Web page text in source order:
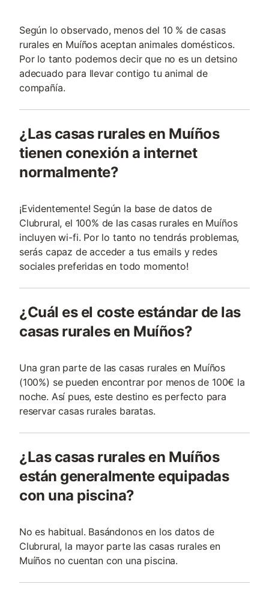
Según lo observado, menos del 10 % de casas
rurales en Muíños aceptan animales domésticos.
Por lo tanto podemos decir que no es un detsino
adecuado para llevar contigo tu animal de
compañía.
¿Las casas rurales en Muíños
tienen conexión a internet
normalmente?
¡Evidentemente! Según la base de datos de
Clubrural, el 100% de las casas rurales en Muíños
incluyen wi-fi. Por lo tanto no tendrás problemas,
serás capaz de acceder a tus emails y redes
sociales preferidas en todo momento!
¿Cuál es el coste estándar de las
casas rurales en Muíños?
Una gran parte de las casas rurales en Muíños
(100%) se pueden encontrar por menos de 100€ la
noche. Así pues, este destino es perfecto para
reservar casas rurales baratas.
¿Las casas rurales en Muíños
están generalmente equipadas
con una piscina?
No es habitual. Basándonos en los datos de
Clubrural, la mayor parte las casas rurales en
Muíños no cuentan con una piscina.